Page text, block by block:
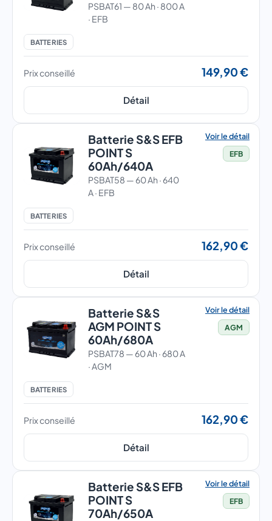
PSBAT61 — 80 Ah · 800 A
· EFB
BATTERIES
Prix conseillé 149,90 €
Détail
Batterie S&S EFB
POINT S
60Ah/640A
Voir le détail
PSBAT58 — 60 Ah · 640
A · EFB
BATTERIES
EFB
Prix conseillé 162,90 €
Détail
Batterie S&S
AGM POINT S
60Ah/680A
Voir le détail
PSBAT78 — 60 Ah · 680 A
· AGM
BATTERIES
AGM
Prix conseillé 162,90 €
Détail
Batterie S&S EFB
POINT S
70Ah/650A
Voir le détail
EFB